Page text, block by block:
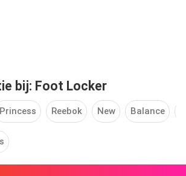
bij: Foot Locker
Princess Reebok New Balance